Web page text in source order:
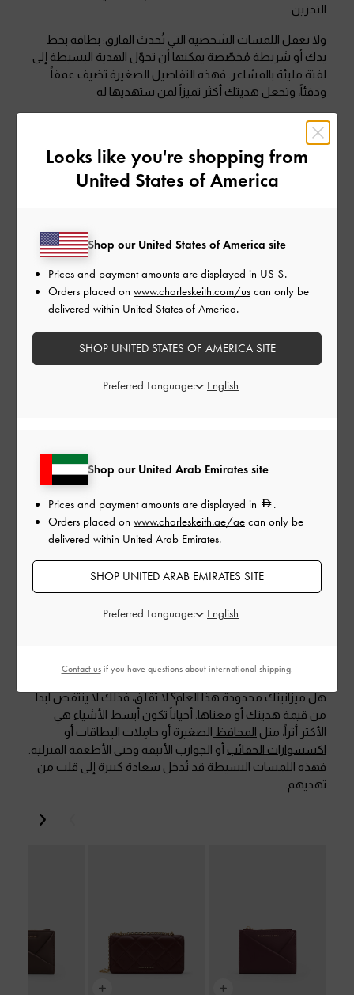
التخزين.
ولا تغفل اللمسات الشخصية التي تُحدث الفارق: بطاقة بخط
يدك أو شريطة مُخصّصة يمكنها أن تحوّل الهدية البسيطة إلى
لفتة مليئة بالمشاعر. فهذه التفاصيل الصغيرة تضيف عمقاً
ودفئاً، وتجعل هديتك أكثر تميزاً لمن ستهديها له
أفكار لهدايا الكريسماس حسب الميزانية
تحديد ميزانية للهدايا يُعد خطوة ذكية تُسهّل عملية التسوّق
إليك مجموعة من أفكار الهدايا المقسّمة إلى ثلاث فئات
سعرية، لتستمدّ منها الإلهام وتجد الهدية المثالية مهما كانت
ميزانيتك.
هل ميزانيتك محدودة هذا العام؟ لا تقلق، فذلك لا ينتقص أبداً
من قيمة هديتك أو معناها. أحياناً تكون أبسط الأشياء هي
الأكثر أثراً، مثل المحافظ الصغيرة أو حامِلات البطاقات أو
اكسسوارات الحقائب أو الجوارب الأنيقة وحتى الأطعمة المنزلية.
فهذه اللمسات البسيطة قد تُدخل سعادة كبيرة إلى قلب من
تهديهم.
السابق
Looks like you're shopping from
United States of America
Shop our United Arab Emirates site
Prices and payment amounts are displayed in
.
Orders placed on www.charleskeith.ae/ae can only be
delivered within United Arab Emirates.
SHOP UNITED ARAB EMIRATES SITE
Preferred Language:
Shop our United States of America site
Prices and payment amounts are displayed in US $.
Orders placed on www.charleskeith.com/us can only be
delivered within United States of America.
SHOP UNITED STATES OF AMERICA SITE
Preferred Language:
Contact usif you have questions about international shipping.